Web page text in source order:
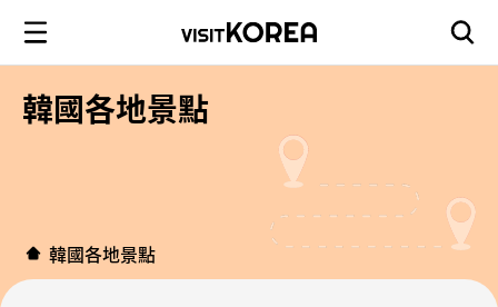
韓國各地景點
韓國各地景點